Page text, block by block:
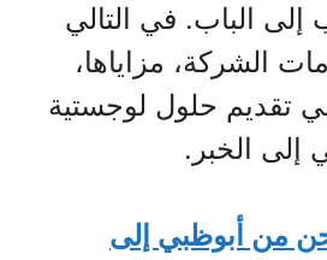
الباب. في التالي
الشركة، مزاياها،
تقديم حلول لوجستية
إلى الخبر.
من أبوظبي إلى